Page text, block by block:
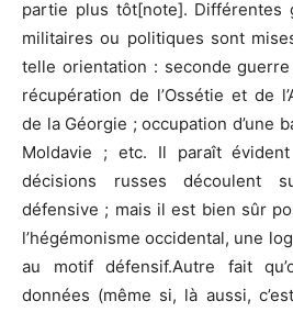
partie plus tôt[note]. Différentes
militaires ou politiques sont
telle orientation : seconde
récupération de l’Ossétie et de
de la Géorgie ; occupation d’une
Moldavie ; etc. Il paraît
décisions russes découlent
défensive ; mais il est bien sûr
l’hégémonisme occidental, une
au motif défensif.Autre fait
données (même si, là aussi,